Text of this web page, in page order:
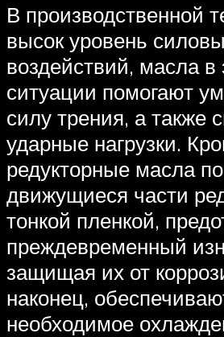
В производственной
высок уровень
воздействий, масла в
ситуации помогают
силу трения, а также
ударные нагрузки.
редукторные масла
движущиеся части
тонкой пленкой,
преждевременный
защищая их от
наконец,
необходимое